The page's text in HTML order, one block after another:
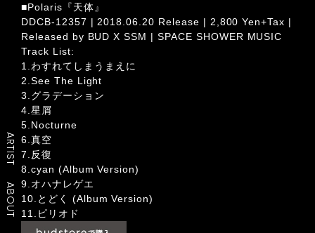
ARTIST
ABOUT
■Polaris『天体』
DDCB-12357 | 2018.06.20 Release | 2,800 Yen+Tax |
Released by BUD X SSM | SPACE SHOWER MUSIC
Track List:
1.わすれてしまうまえに
2.See The Light
3.グラデーション
4.星屑
5.Nocturne
6.真空
7.反復
8.cyan (Album Version)
9.オハナレゲエ
10.とどく (Album Version)
11.ピリオド